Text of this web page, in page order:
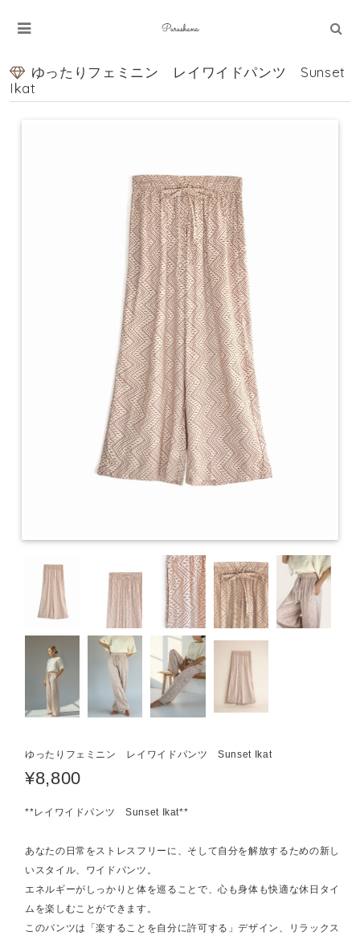
ゆったりフェミニン レイワイドパンツ Sunset
Ikat
ゆったりフェミニン レイワイドパンツ Sunset Ikat
¥8,800
**レイワイドパンツ Sunset Ikat**
あなたの日常をストレスフリーに、そして自分を解放するための新し
いスタイル、ワイドパンツ。
エネルギーがしっかりと体を巡ることで、心も身体も快適な休日タイ
ムを楽しむことができます。
このパンツは「楽することを自分に許可する」デザイン、リラックス